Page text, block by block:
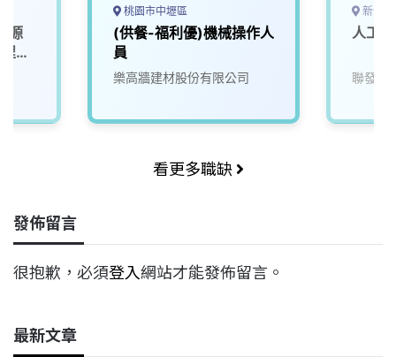
源
師
桃園市中壢區
(供餐-福利優)機械操作人
員
樂高牆建材股份有限公司
新竹
人工
聯發科
看更多職缺
發佈留言
很抱歉，必須登入網站才能發佈留言。
最新文章